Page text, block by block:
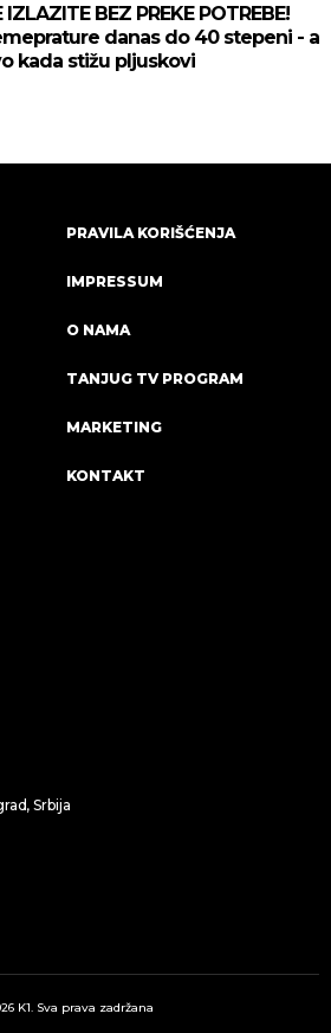
IZLAZITE BEZ PREKE POTREBE!
danas do 40 stepeni - a
kada stižu pljuskovi
PRAVILA KORIŠĆENJA
IMPRESSUM
O NAMA
TANJUG TV PROGRAM
MARKETING
KONTAKT
Srbija
K1. Sva prava zadržana